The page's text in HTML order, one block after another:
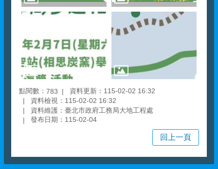
點閱數： 783
資料更新：115-02-02 16:32
資料檢視：115-02-02 16:32
資料維護：臺北市政府工務局大地工程處
發布日期：115-02-04
回上一頁